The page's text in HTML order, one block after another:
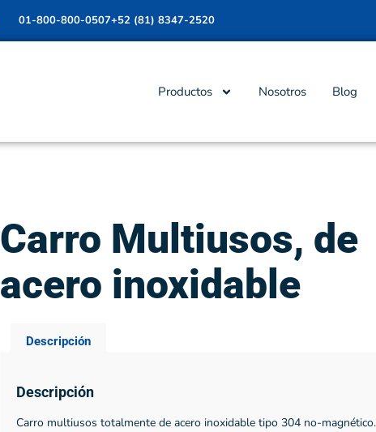
01-800-800-0507+52 (81) 8347-2520
Productos Nosotros Blog
Carro Multiusos, de
acero inoxidable
Descripción
Descripción
Carro multiusos totalmente de acero inoxidable tipo 304 no-